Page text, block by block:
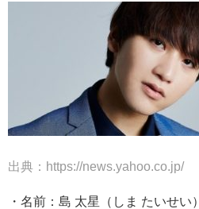
出典：https://news.yahoo.co.jp/
・名前：島 太星（しま たいせい）